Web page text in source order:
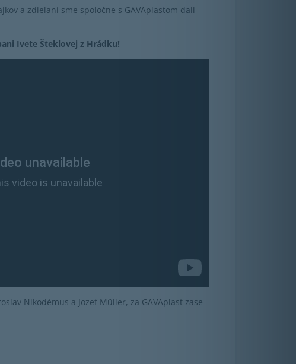
a zdieľaní sme spoločne s GAVAplastom dali
Ivete Šteklovej z Hrádku!
Nikodémus a Jozef Müller, za GAVAplast zase